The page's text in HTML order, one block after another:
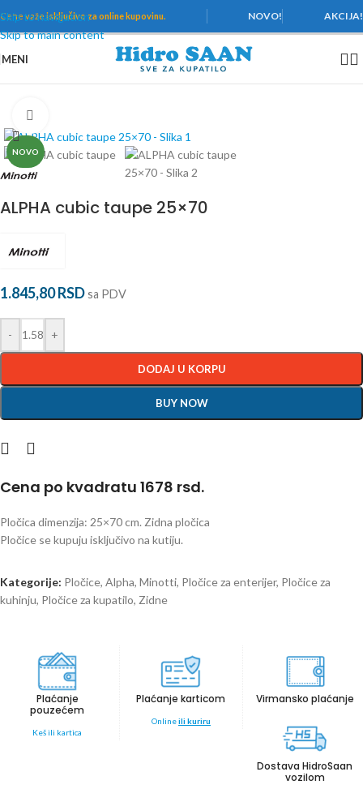
Skip to navigation
Skip to main content
Cene važeisključivo za online kupovinu. NOVO! AKCIJA!
MENI
NOVO
ALPHA cubic taupe 25×70
1.845,80RSDsa PDV
- +
DODAJ U KORPU
BUY NOW
Cena po kvadratu 1678 rsd.
Pločica dimenzija: 25×70 cm. Zidna pločica
Pločice se kupuju isključivo na kutiju.
Kategorije: Pločice, Alpha, Minotti, Pločice za enterijer, Pločice za
kuhinju, Pločice za kupatilo, Zidne
Plaćanje
pouzećem
Keš ili kartica
Plaćanje karticom
Onlineili kuriru
Virmansko plaćanje
Dostava HidroSaan
vozilom